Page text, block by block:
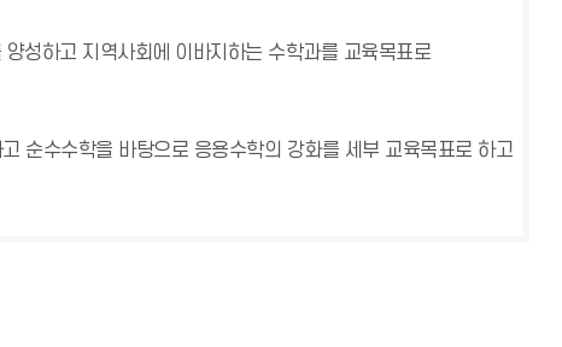
성하고 지역사회에 이바지하는 수학과를 교육목표로
순수수학을 바탕으로 응용수학의 강화를 세부 교육목표로 하고